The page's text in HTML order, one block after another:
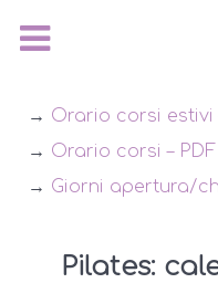
→ Orario corsi estivi
→ Orario corsi – PDF
→ Giorni apertura/
Pilates: